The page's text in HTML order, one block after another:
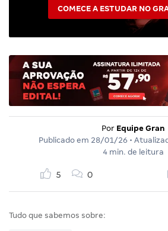
COMECE A ESTUDAR NO
Por Equipe Gran
Publicado em 28/01/26 •
4 min. de leitura
5 0
Tudo que sabemos sobre: